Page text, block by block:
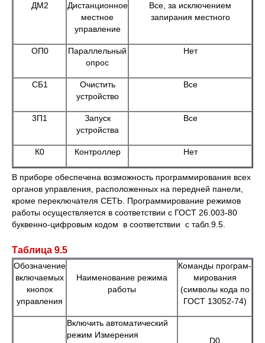
ДМ2
Дистанционное
местное
управление
Все, за исключением
запирания местного
ОП0
Параллельный
опрос
Нет
СБ1
Очистить
устройство
Все
3П1
Запуск
устройства
Все
К0 Контроллер Нет
В приборе обеспечена возможность программирования всех
органов управления, расположенных на передней панели,
кроме переключателя СЕТЬ. Программирование режимов
работы осуществляется в соответствии с ГОСТ 26.003-80
буквенно-цифровым кодом в соответствии с табл.9.5.
Таблица 9.5
Обозначение
включаемых
кнопок
управления
Наименование режима
работы
Команды програм-
мирования
(символы кода по
ГОСТ 13052-74)
Включить автоматический
режим Измерения
D0